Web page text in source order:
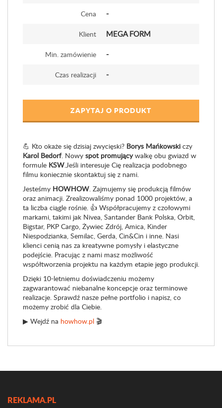
Cena -
Klient MEGA FORM
Min. zamówienie -
Czas realizacji -
ZAPYTAJ O PRODUKT
💪 Kto okaże się dzisiaj zwycięski? Borys Mańkowski czy
Karol Bedorf. Nowy spot promującywalkę obu gwiazd w
formule KSW.Jeśli interesuje Cię realizacja podobnego
filmu koniecznie skontaktuj się z nami.
Jesteśmy HOWHOW. Zajmujemy się produkcją filmów
oraz animacji. Zrealizowaliśmy ponad 1000 projektów, a
ta liczba ciągle rośnie. 👍 Współpracujemy z czołowymi
markami, takimi jak Nivea, Santander Bank Polska, Orbit,
Bigstar, PKP Cargo, Żywiec Zdrój, Amica, Kinder
Niespodzianka, Semilac, Gerda, Cin&Cin i inne. Nasi
klienci cenią nas za kreatywne pomysły i elastyczne
podejście. Pracując z nami masz możliwość
współtworzenia projektu na każdym etapie jego produkcji.
Dzięki 10-letniemu doświadczeniu możemy
zagwarantować niebanalne koncepcje oraz terminowe
realizacje. Sprawdź nasze pełne portfolio i napisz, co
możemy zrobić dla Ciebie.
▶ Wejdź na howhow.pl 🎬
REKLAMA.PL